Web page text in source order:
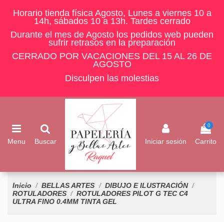
Horario tienda física Agosto, Lunes a viernes 10 a
14h, sábados 10 a 13h. Tardes cerrado
Durante el mes de Agosto los pedidos web pueden
sufrir retrasos en la preparación
CERRADO POR VACACIONES DEL 15 AL 26 DE
AGOSTO
Disculpen las molestias
Menu Buscar Iniciar sesión
0
Carrito
Inicio BELLAS ARTES
DIBUJO E ILUSTRACIÓN
ROTULADORES
ROTULADORES PILOT G TEC C4
ULTRA FINO 0.4MM TINTA GEL